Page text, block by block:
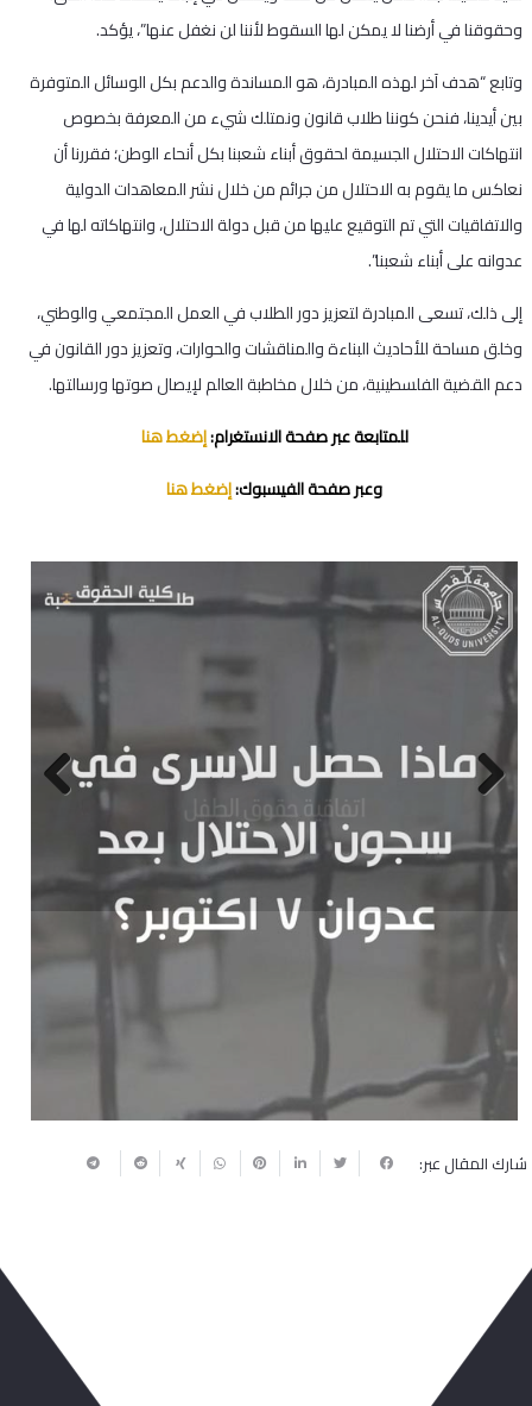
وحقوقنا في أرضنا لا يمكن لها السقوط لأننا لن نغفل عنها”، يؤكد.
وتابع “هدف آخر لهذه المبادرة، هو المساندة والدعم بكل الوسائل المتوفرة
بين أيدينا، فنحن كوننا طلاب قانون ونمتلك شيء من المعرفة بخصوص
انتهاكات الاحتلال الجسيمة لحقوق أبناء شعبنا بكل أنحاء الوطن؛ فقررنا أن
نعاكس ما يقوم به الاحتلال من جرائم من خلال نشر المعاهدات الدولية
والاتفاقيات التي تم التوقيع عليها من قبل دولة الاحتلال، وانتهاكاته لها في
عدوانه على أبناء شعبنا”.
إلى ذلك، تسعى المبادرة لتعزيز دور الطلاب في العمل المجتمعي والوطني،
وخلق مساحة للأحاديث البناءة والمناقشات والحوارات، وتعزيز دور القانون في
دعم القضية الفلسطينية، من خلال مخاطبة العالم لإيصال صوتها ورسالتها.
للمتابعة عبر صفحة الانستغرام:إضغط هنا
وعبر صفحة الفيسبوك:إضغط هنا
Previous
Next